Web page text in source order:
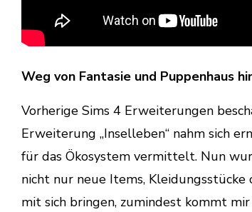
Weg von Fantasie und Puppenhaus
Vorherige Sims 4 Erweiterungen
Erweiterung „Inselleben“ nahm sich
für das Ökosystem vermittelt. Nun
nicht nur neue Items,
mit sich bringen, zumindest kommt